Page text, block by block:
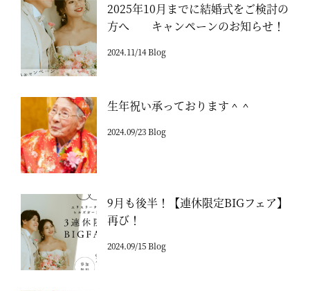
2025年10月までに結婚式をご検討の
方へ キャンペーンのお知らせ！
2024.11/14 Blog
生年祝い承っております＾＾
2024.09/23 Blog
9月も後半！【連休限定BIGフェア】
再び！
2024.09/15 Blog